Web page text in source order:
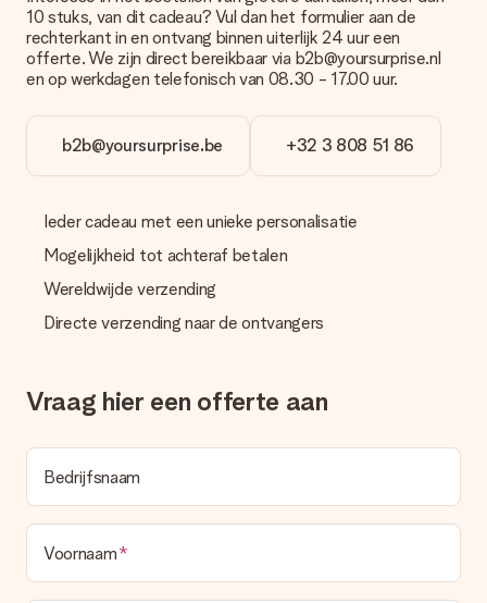
weergegeven op de artikelpagina. Het cadeau dat je wilt
bestellen wordt verstuurd als pakketpost of als
brievenbuspakje. Wil je weten of je een pakketje of
brievenbus stuk mag verwachten, neem dan even contact op
Betalen
Hoe kan ik mijn bestelling betalen?
creditcard of handmatige overboeking. Hou bij handmatige
overboeking wel rekening met 3 dagen extra levertijd van je
cadeau.
Cadeau ontvangen
klantenservice, zij helpen je graag bij het vinden van een
Wordt de factuur met de bestelling meegestuurd?
Er wordt geen factuur meegestuurd bij je bestelling. Je
ontvangt deze bij de bevestiging van de verzending en je kunt
deze ook altijd terugvinden in jouw MySurprise. Je kunt dus
gerust het cadeau gelijk bij de ontvanger laten afleveren, zo is
10 stuks, van dit cadeau? Vul dan het formulier aan de
rechterkant in en ontvang binnen uiterlijk 24 uur een
offerte. We zijn direct bereikbaar via b2b@yoursurprise.nl
en op werkdagen telefonisch van 08.30 - 17.00 uur.
b2b@yoursurprise.be +32 3 808 51 86
Ieder cadeau met een unieke personalisatie
Mogelijkheid tot achteraf betalen
Wereldwijde verzending
Directe verzending naar de ontvangers
Vraag hier een offerte aan
Bedrijfsnaam
Voornaam